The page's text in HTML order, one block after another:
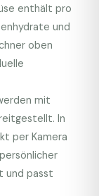
enthält pro
und
oben
mit
In
per Kamera
und passt